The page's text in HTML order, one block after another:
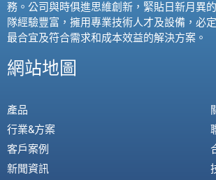
務。公司與時俱進思維創新，緊貼日新月異
隊經驗豐富，擁用專業技術人才及設備，必
最合宜及符合需求和成本效益的解決方案。
網站地圖
產品
行業&方案
客戶案例
新聞資訊